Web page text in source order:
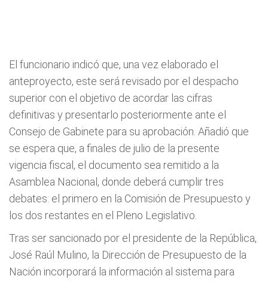
El funcionario indicó que, una vez elaborado el
anteproyecto, este será revisado por el despacho
superior con el objetivo de acordar las cifras
definitivas y presentarlo posteriormente ante el
Consejo de Gabinete para su aprobación. Añadió que
se espera que, a finales de julio de la presente
vigencia fiscal, el documento sea remitido a la
Asamblea Nacional, donde deberá cumplir tres
debates: el primero en la Comisión de Presupuesto y
los dos restantes en el Pleno Legislativo.
Tras ser sancionado por el presidente de la República,
José Raúl Mulino, la Dirección de Presupuesto de la
Nación incorporará la información al sistema para